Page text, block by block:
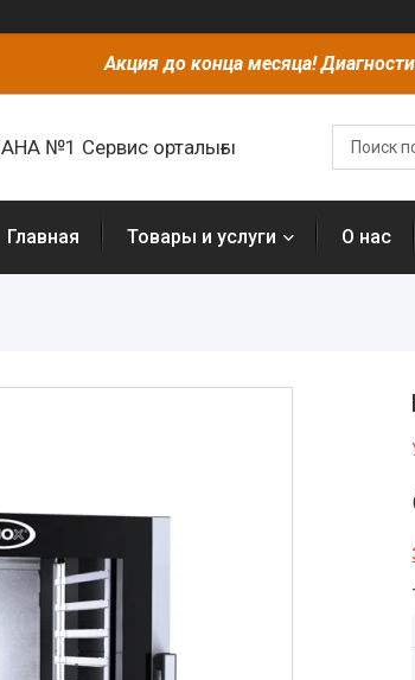
Акция до конца месяца!
№1 Сервис орталығы
Главная Товары и услуги О нас